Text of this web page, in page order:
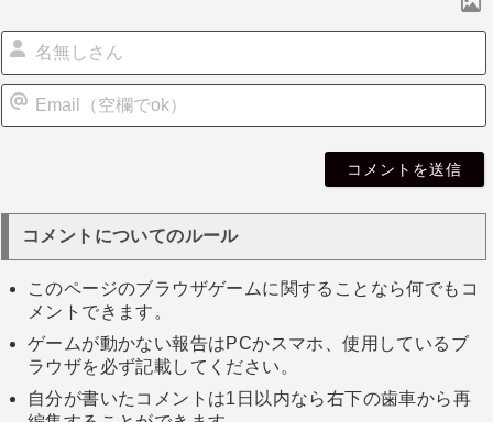
コメントについてのルール
このページのブラウザゲームに関することなら何でもコ
メントできます。
ゲームが動かない報告はPCかスマホ、使用しているブ
ラウザを必ず記載してください。
自分が書いたコメントは1日以内なら右下の歯車から再